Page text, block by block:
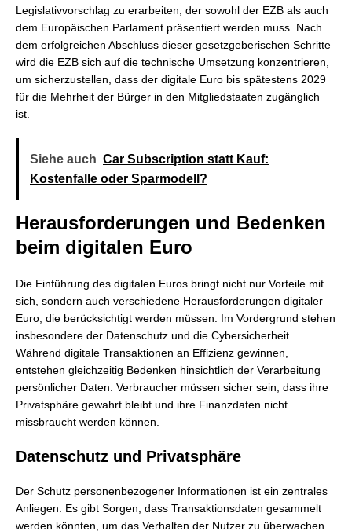
Legislativvorschlag zu erarbeiten, der sowohl der EZB als auch
dem Europäischen Parlament präsentiert werden muss. Nach
dem erfolgreichen Abschluss dieser gesetzgeberischen Schritte
wird die EZB sich auf die technische Umsetzung konzentrieren,
um sicherzustellen, dass der digitale Euro bis spätestens 2029
für die Mehrheit der Bürger in den Mitgliedstaaten zugänglich
ist.
Siehe auch Car Subscription statt Kauf:
Kostenfalle oder Sparmodell?
Herausforderungen und Bedenken
beim digitalen Euro
Die Einführung des digitalen Euros bringt nicht nur Vorteile mit
sich, sondern auch verschiedene Herausforderungen digitaler
Euro, die berücksichtigt werden müssen. Im Vordergrund stehen
insbesondere der Datenschutz und die Cybersicherheit.
Während digitale Transaktionen an Effizienz gewinnen,
entstehen gleichzeitig Bedenken hinsichtlich der Verarbeitung
persönlicher Daten. Verbraucher müssen sicher sein, dass ihre
Privatsphäre gewahrt bleibt und ihre Finanzdaten nicht
missbraucht werden können.
Datenschutz und Privatsphäre
Der Schutz personenbezogener Informationen ist ein zentrales
Anliegen. Es gibt Sorgen, dass Transaktionsdaten gesammelt
werden könnten, um das Verhalten der Nutzer zu überwachen.